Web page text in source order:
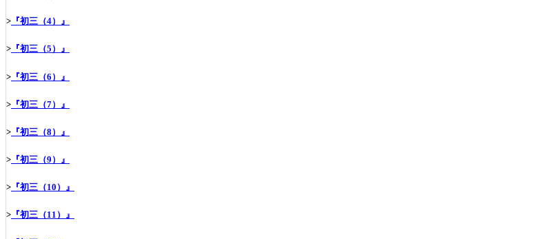
> 『初三（4）』
> 『初三（5）』
> 『初三（6）』
> 『初三（7）』
> 『初三（8）』
> 『初三（9）』
> 『初三（10）』
> 『初三（11）』